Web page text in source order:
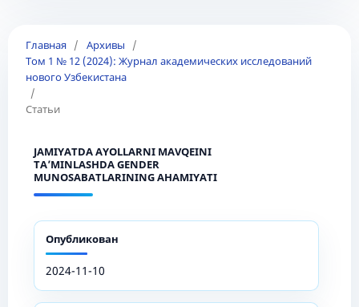
Главная / Архивы
/
Том 1 № 12 (2024): Журнал академических исследований
нового Узбекистана
/
Статьи
JAMIYATDA AYOLLARNI MAVQEINI
TA’MINLASHDA GENDER
MUNOSABATLARINING AHAMIYATI
Опубликован
2024-11-10